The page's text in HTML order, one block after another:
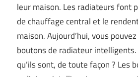
leur maison. Les radiateurs font
de chauffage central et le
maison. Aujourd’hui, vous
boutons de radiateur intelligents.
qu’ils sont, de toute façon ? Les